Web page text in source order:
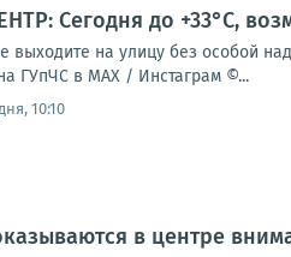
Сегодня до +33°С,
выходите на улицу без особой
ГУпЧС в MAX / Инстаграм ©...
10:10
в центре